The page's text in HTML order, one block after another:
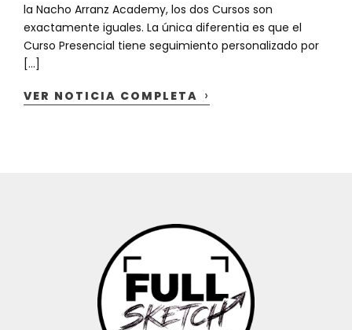
la Nacho Arranz Academy, los dos Cursos son
exactamente iguales. La única diferentia es que el
Curso Presencial tiene seguimiento personalizado por
[…]
VER NOTICIA COMPLETA ›